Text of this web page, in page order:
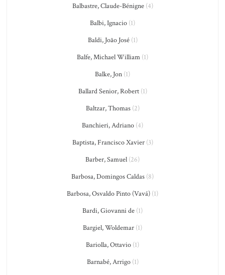
Balbastre, Claude-Bénigne(4)
Balbi, Ignacio (1)
Baldi, João José(1)
Balfe, Michael William (1)
Balke, Jon (1)
Ballard Senior, Robert(1)
Baltzar, Thomas(2)
Banchieri, Adriano (4)
Baptista, Francisco Xavier(3)
Barber, Samuel (26)
Barbosa, Domingos Caldas (8)
Barbosa, Osvaldo Pinto (Vavá) (1)
Bardi, Giovanni de (1)
Bargiel, Woldemar (1)
Bariolla, Ottavio (1)
Barnabé, Arrigo(1)